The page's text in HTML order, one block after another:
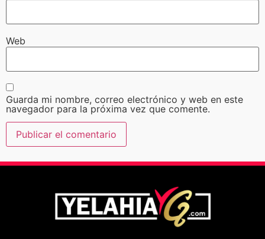
Web
Guarda mi nombre, correo electrónico y web en este
navegador para la próxima vez que comente.